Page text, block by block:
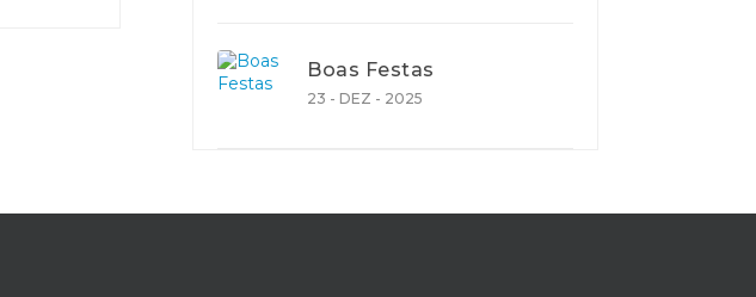
Boas Festas
23 - DEZ - 2025